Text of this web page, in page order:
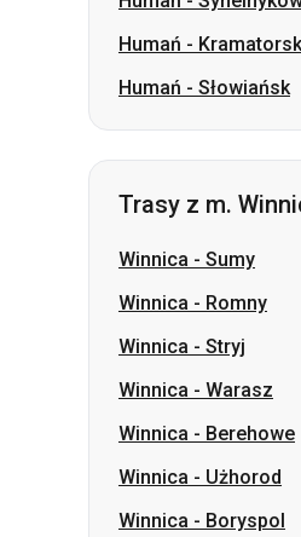
Trasy z m.
Winnica-Sumy
Winnica- Stryj
Winnica-Warasz
Winnica-Berehowe
Winnica-Użhorod
Winnica-Boryspol
Winnica-Kramatorsk
Winnica-Drohobycz
Winnica-Słowiańsk